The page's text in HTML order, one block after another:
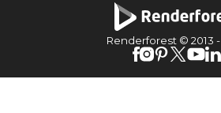
Renderforest © 2013 -